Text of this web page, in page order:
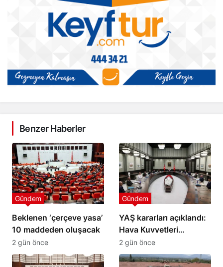
Benzer Haberler
Beklenen ‘çerçeve yasa’
10 maddeden oluşacak
Gündem
2 gün önce
YAŞ kararları açıklandı:
Hava Kuvvetleri
Komutanı Kadıoğlu
emekli edildi
Gündem
2 gün önce